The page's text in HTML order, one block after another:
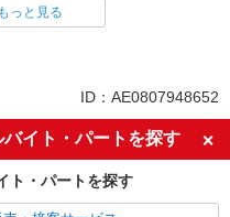
す
歴書不要
経験歓迎
語が活かせる
っと見る
ID：AE0807948652
イト・パートを探す
ト・パートを探す